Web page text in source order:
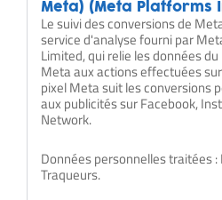
Meta) (Meta Platforms
Le suivi des conversions de
service d'analyse fourni par
Limited, qui relie les données
Meta aux actions effectuées
pixel Meta suit les conversions
aux publicités sur Facebook,
Network.
Données personnelles traitées
Traqueurs.